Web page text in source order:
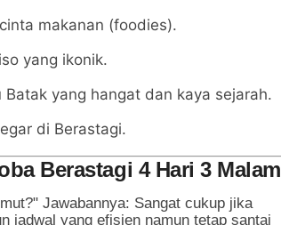
makanan (foodies).
yang ikonik.
yang hangat dan kaya sejarah.
di Berastagi.
Berastagi 4 Hari 3 Malam
Jawabannya: Sangat cukup jika
jadwal yang efisien namun tetap santai